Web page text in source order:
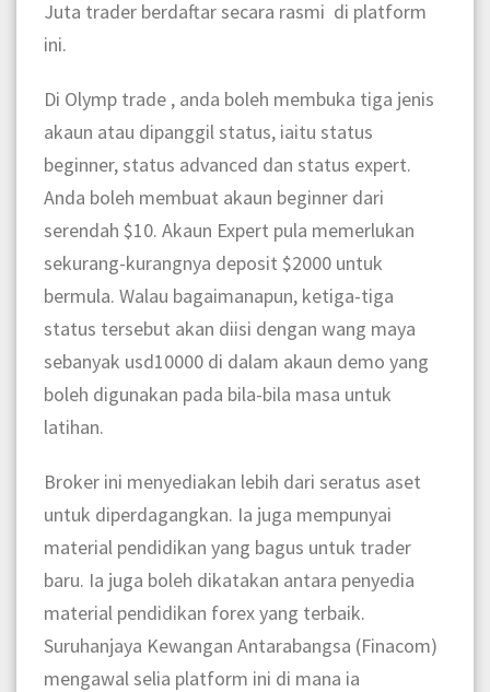
Juta trader berdaftar secara rasmi di platform
ini.
Di Olymp trade , anda boleh membuka tiga jenis
akaun atau dipanggil status, iaitu status
beginner, status advanced dan status expert.
Anda boleh membuat akaun beginner dari
serendah $10. Akaun Expert pula memerlukan
sekurang-kurangnya deposit $2000 untuk
bermula. Walau bagaimanapun, ketiga-tiga
status tersebut akan diisi dengan wang maya
sebanyak usd10000 di dalam akaun demo yang
boleh digunakan pada bila-bila masa untuk
latihan.
Broker ini menyediakan lebih dari seratus aset
untuk diperdagangkan. Ia juga mempunyai
material pendidikan yang bagus untuk trader
baru. Ia juga boleh dikatakan antara penyedia
material pendidikan forex yang terbaik.
Suruhanjaya Kewangan Antarabangsa (Finacom)
mengawal selia platform ini di mana ia